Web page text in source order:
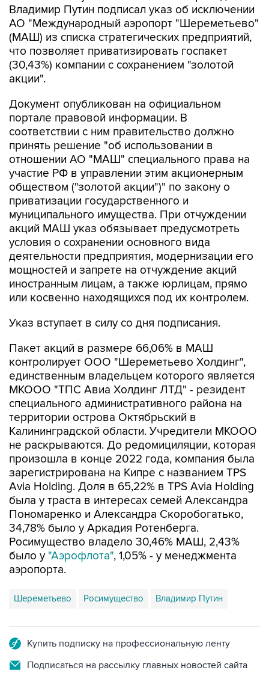
Владимир Путин подписал указ об исключении
АО "Международный аэропорт "Шереметьево"
(МАШ) из списка стратегических предприятий,
что позволяет приватизировать госпакет
(30,43%) компании с сохранением "золотой
акции".
Документ опубликован на официальном
портале правовой информации. В
соответствии с ним правительство должно
принять решение "об использовании в
отношении АО "МАШ" специального права на
участие РФ в управлении этим акционерным
обществом ("золотой акции")" по закону о
приватизации государственного и
муниципального имущества. При отчуждении
акций МАШ указ обязывает предусмотреть
условия о сохранении основного вида
деятельности предприятия, модернизации его
мощностей и запрете на отчуждение акций
иностранным лицам, а также юрлицам, прямо
или косвенно находящихся под их контролем.
Указ вступает в силу со дня подписания.
Пакет акций в размере 66,06% в МАШ
контролирует ООО "Шереметьево Холдинг",
единственным владельцем которого является
МКООО "ТПС Авиа Холдинг ЛТД" - резидент
специального административного района на
территории острова Октябрьский в
Калининградской области. Учредители МКООО
не раскрываются. До редомициляции, которая
произошла в конце 2022 года, компания была
зарегистрирована на Кипре с названием TPS
Avia Holding. Доля в 65,22% в TPS Avia Holding
была у траста в интересах семей Александра
Пономаренко и Александра Скоробогатько,
34,78% было у Аркадия Ротенберга.
Росимущество владело 30,46% МАШ, 2,43%
было у "Аэрофлота", 1,05% - у менеджмента
аэропорта.
Шереметьево Росимущество Владимир Путин
Купить подписку на профессиональную ленту
Подписаться на рассылку главных новостей сайта